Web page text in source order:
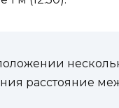
расстояние